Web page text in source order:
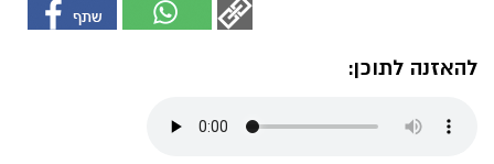
להאזנה לתוכן: